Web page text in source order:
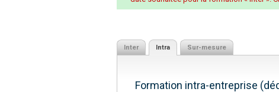
Inter Intra Sur-mesure
Formation intra-entreprise